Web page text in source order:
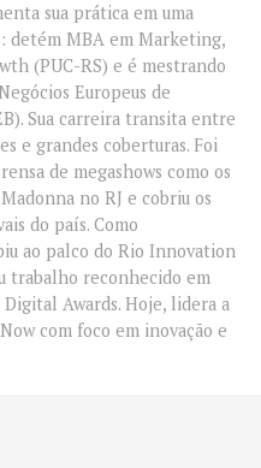
sua prática em uma
detém MBA em Marketing,
(PUC-RS) e é mestrando
Europeus de
Sua carreira transita entre
e grandes coberturas. Foi
de megashows como os
no RJ e cobriu os
do país. Como
ao palco do Rio Innovation
trabalho reconhecido em
Digital Awards. Hoje, lidera a
com foco em inovação e